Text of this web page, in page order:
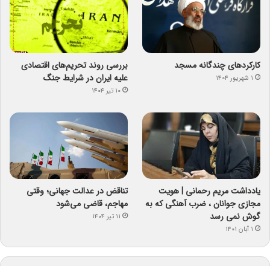
کارکردهای چندگانه مسجد
۱ شهریور ۱۴۰۴
بررسی روند تحریم‌های اقتصادی
علیه ایران در شرایط جنگ
۱۰ تیر ۱۴۰۴
یادداشت مریم رحمانی | هویت
مجازی جوانان ، ضرب آهنگی که به
گوش نمی رسد
۱ آبان ۱۴۰۱
تناقض در عدالت جهانی؛ وقتی
مهاجم، قاضی می‌شود
۱۱ تیر ۱۴۰۴